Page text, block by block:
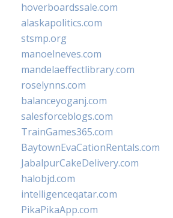
hoverboardssale.com
alaskapolitics.com
stsmp.org
manoelneves.com
mandelaeffectlibrary.com
roselynns.com
balanceyoganj.com
salesforceblogs.com
TrainGames365.com
BaytownEvaCationRentals.com
JabalpurCakeDelivery.com
halobjd.com
intelligenceqatar.com
PikaPikaApp.com